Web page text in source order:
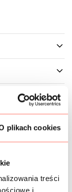
plikach cookies
treści
na wzór
nie jest
dopasowanych